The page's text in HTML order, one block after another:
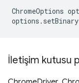
ChromeOptions
options . setBinary
İletişim kutusu